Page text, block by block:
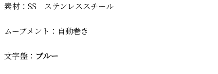
素材：SS ステンレススチール
ムーブメント：自動巻き
文字盤： ブルー